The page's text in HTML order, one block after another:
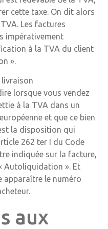
cette taxe. On dit alors
Les factures
impérativement
à la TVA du client
».
lorsque vous vendez
à la TVA dans un
et que ce bien
la disposition qui
262 ter I du Code
indiquée sur la facture,
Autoliquidation ». Et
apparaître le numéro
aux